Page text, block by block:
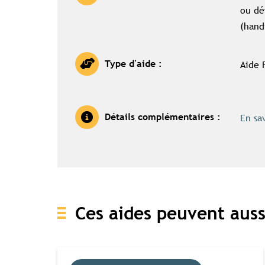
ou
Type d'aide : Aide
Détails complémentaires : En
Ces aides peuvent Accès